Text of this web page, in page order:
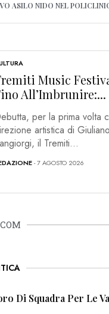
Music
All’Imbrunire:...
per la prima volta
artistica di Giuliano
il Tremiti...
- 7 AGOSTO 2026
Di Squadra Per Le